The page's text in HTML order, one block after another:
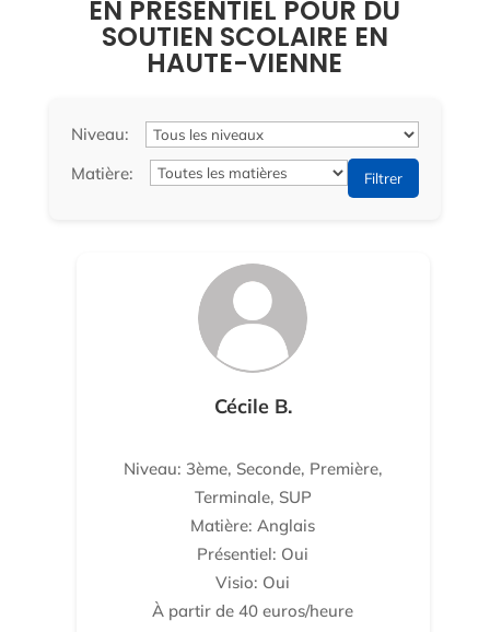
EN PRÉSENTIEL POUR DU
SOUTIEN SCOLAIRE EN
HAUTE-VIENNE
Niveau:
Matière:
Filtrer
Cécile B.
Niveau: 3ème, Seconde, Première,
Terminale, SUP
Matière: Anglais
Présentiel: Oui
Visio: Oui
À partir de 40 euros/heure